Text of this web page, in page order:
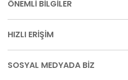
ÖNEMLİ BİLGİLER
HIZLI ERİŞİM
SOSYAL MEDYADA BİZ